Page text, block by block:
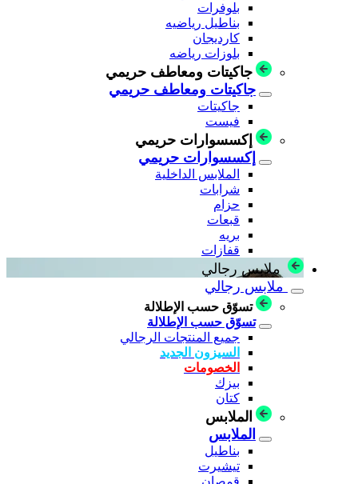
بلوفرات
بناطيل رياضيه
كارديجان
بلوزات رياضه
جاكيتات ومعاطف حريمي
جاكيتات ومعاطف حريمي
جاكيتات
فيست
إكسسوارات حريمي
إكسسوارات حريمي
الملابس الداخلية
شرابات
حزام
قبعات
بريه
قفازات
ملابس رجالي
ملابس رجالي
تسوّق حسب الإطلالة
تسوّق حسب الإطلالة
جميع المنتجات الرجالي
السيزون الجديد
الخصومات
بيزك
كتان
الملابس
الملابس
بناطيل
تيشيرت
قمصان